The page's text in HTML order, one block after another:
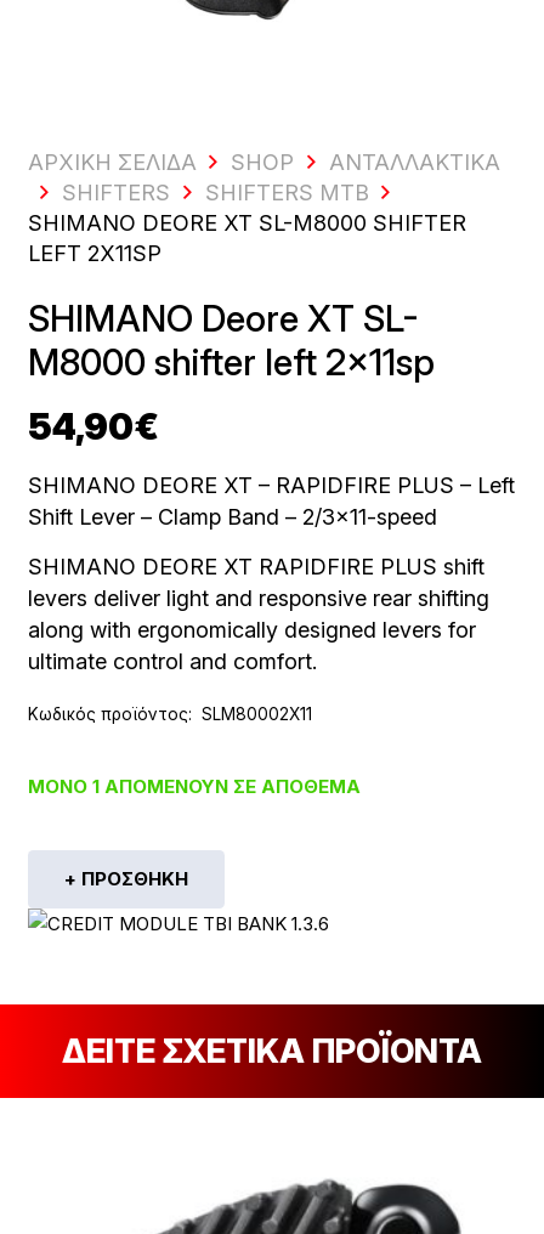
ΑΡΧΙΚΗ ΣΕΛΙΔΑ SHOP
ΑΝΤΑΛΛΑΚΤΙΚΆ
SHIFTERS
SHIFTERS MTB
SHIMANO DEORE XT SL-M8000 SHIFTER
LEFT 2X11SP
SHIMANO Deore XT SL-
M8000 shifter left 2x11sp
54,90€
SHIMANO DEORE XT – RAPIDFIRE PLUS – Left
Shift Lever – Clamp Band – 2/3×11-speed
SHIMANO DEORE XT RAPIDFIRE PLUS shift
levers deliver light and responsive rear shifting
along with ergonomically designed levers for
ultimate control and comfort.
Κωδικός προϊόντος: SLM80002X11
ΜΌΝΟ 1 ΑΠΟΜΈΝΟΥΝ ΣΕ ΑΠΌΘΕΜΑ
+ ΠΡΟΣΘΉΚΗ
ΔΕΙΤΕ ΣΧΕΤΙΚΑ ΠΡΟΪΟΝΤΑ